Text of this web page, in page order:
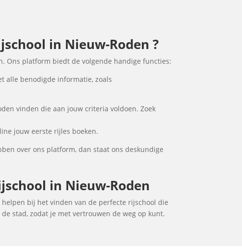
in Nieuw-Roden ?
Ons platform biedt de volgende handige functies:
alle benodigde informatie, zoals
vinden die aan jouw criteria voldoen. Zoek
jouw eerste rijles boeken.
over ons platform, dan staat ons deskundige
in Nieuw-Roden
bij het vinden van de perfecte rijschool die
stad, zodat je met vertrouwen de weg op kunt.